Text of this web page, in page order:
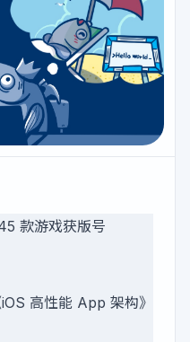
款游戏获版号
高性能 App 架构》